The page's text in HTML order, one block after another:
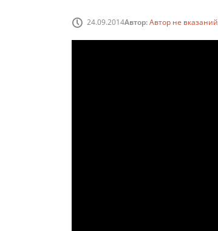
24.09.2014Автор:Автор не вказаний